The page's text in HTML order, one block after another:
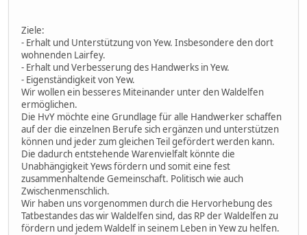
Ziele:
- Erhalt und Unterstützung von Yew. Insbesondere den dort
wohnenden Lairfey.
- Erhalt und Verbesserung des Handwerks in Yew.
- Eigenständigkeit von Yew.
Wir wollen ein besseres Miteinander unter den Waldelfen
ermöglichen.
Die HvY möchte eine Grundlage für alle Handwerker schaffen
auf der die einzelnen Berufe sich ergänzen und unterstützen
können und jeder zum gleichen Teil gefördert werden kann.
Die dadurch entstehende Warenvielfalt könnte die
Unabhängigkeit Yews fördern und somit eine fest
zusammenhaltende Gemeinschaft. Politisch wie auch
Zwischenmenschlich.
Wir haben uns vorgenommen durch die Hervorhebung des
Tatbestandes das wir Waldelfen sind, das RP der Waldelfen zu
fördern und jedem Waldelf in seinem Leben in Yew zu helfen.